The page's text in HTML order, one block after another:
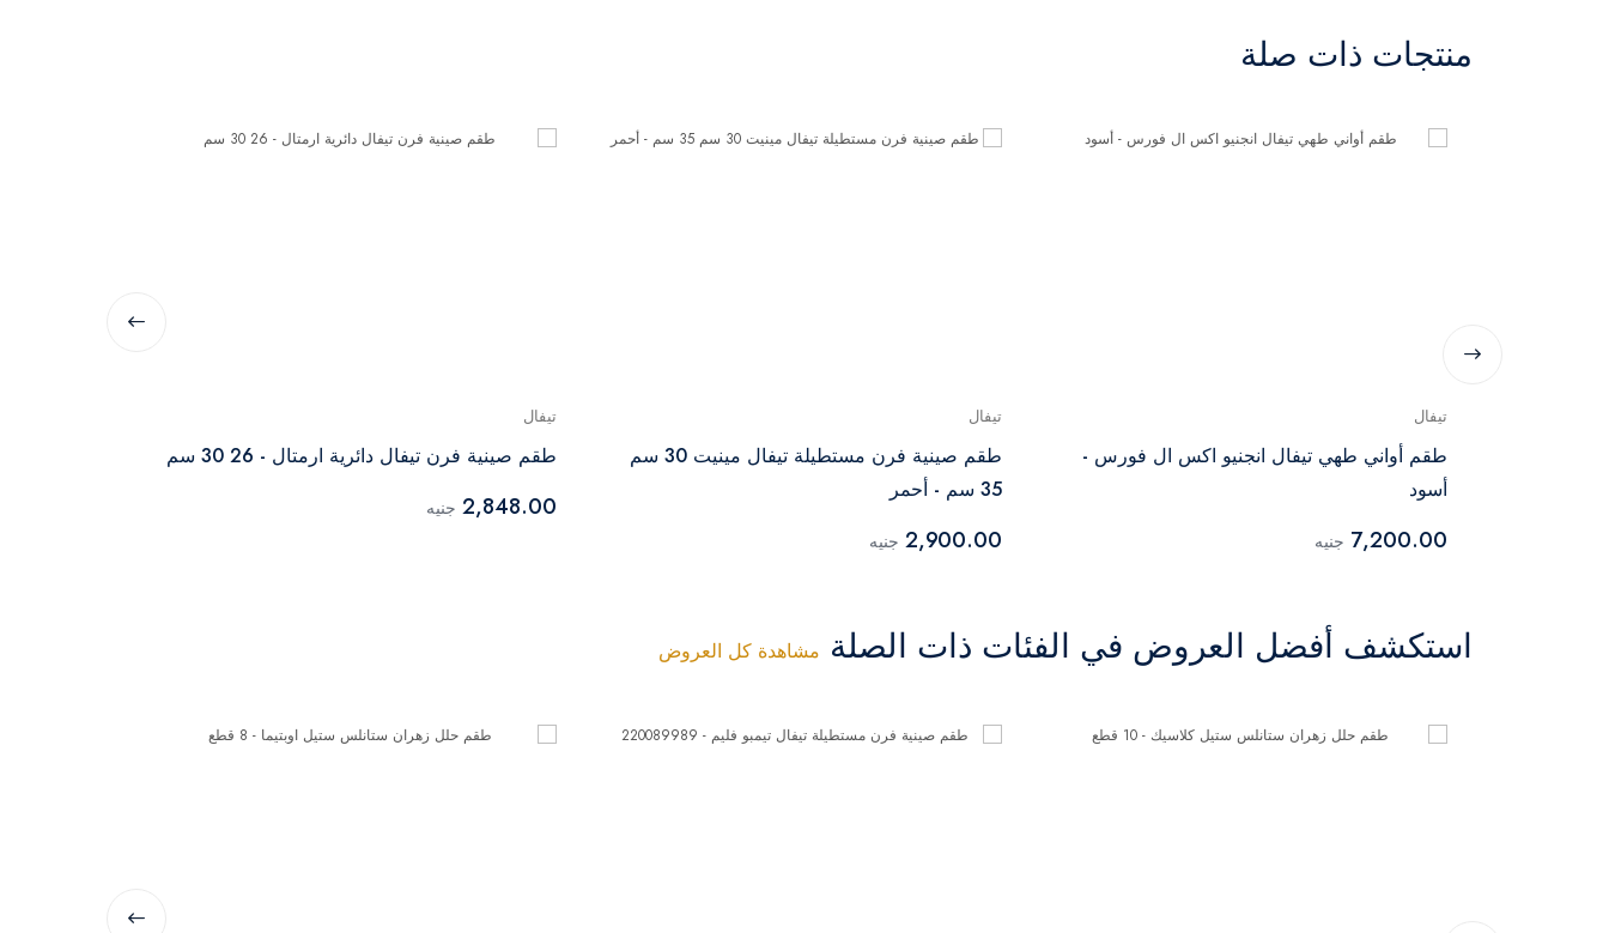
منتجات ذات صلة
تيفال
طقم أواني طهي تيفال انجنيو اكس ال فورس -
أسود
7,200.00 جنيه
تيفال
طقم صينية فرن مستطيلة تيفال مينيت 30 سم
35 سم - أحمر
2,900.00 جنيه
تيفال
طقم صينية فرن تيفال دائرية ارمتال - 26 30 سم
2,848.00 جنيه
استكشف أفضل العروض في الفئات ذات الصلة مشاهدة كل العروض